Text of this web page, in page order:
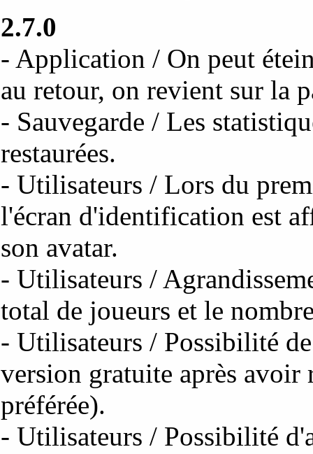
2.7.0
- Application / On peut
au retour, on revient sur la
- Sauvegarde / Les
restaurées.
- Utilisateurs / Lors du
l'écran d'identification est
son avatar.
- Utilisateurs /
total de joueurs et le
- Utilisateurs / Possibilité
version gratuite après avoir
préférée).
- Utilisateurs / Possibilité